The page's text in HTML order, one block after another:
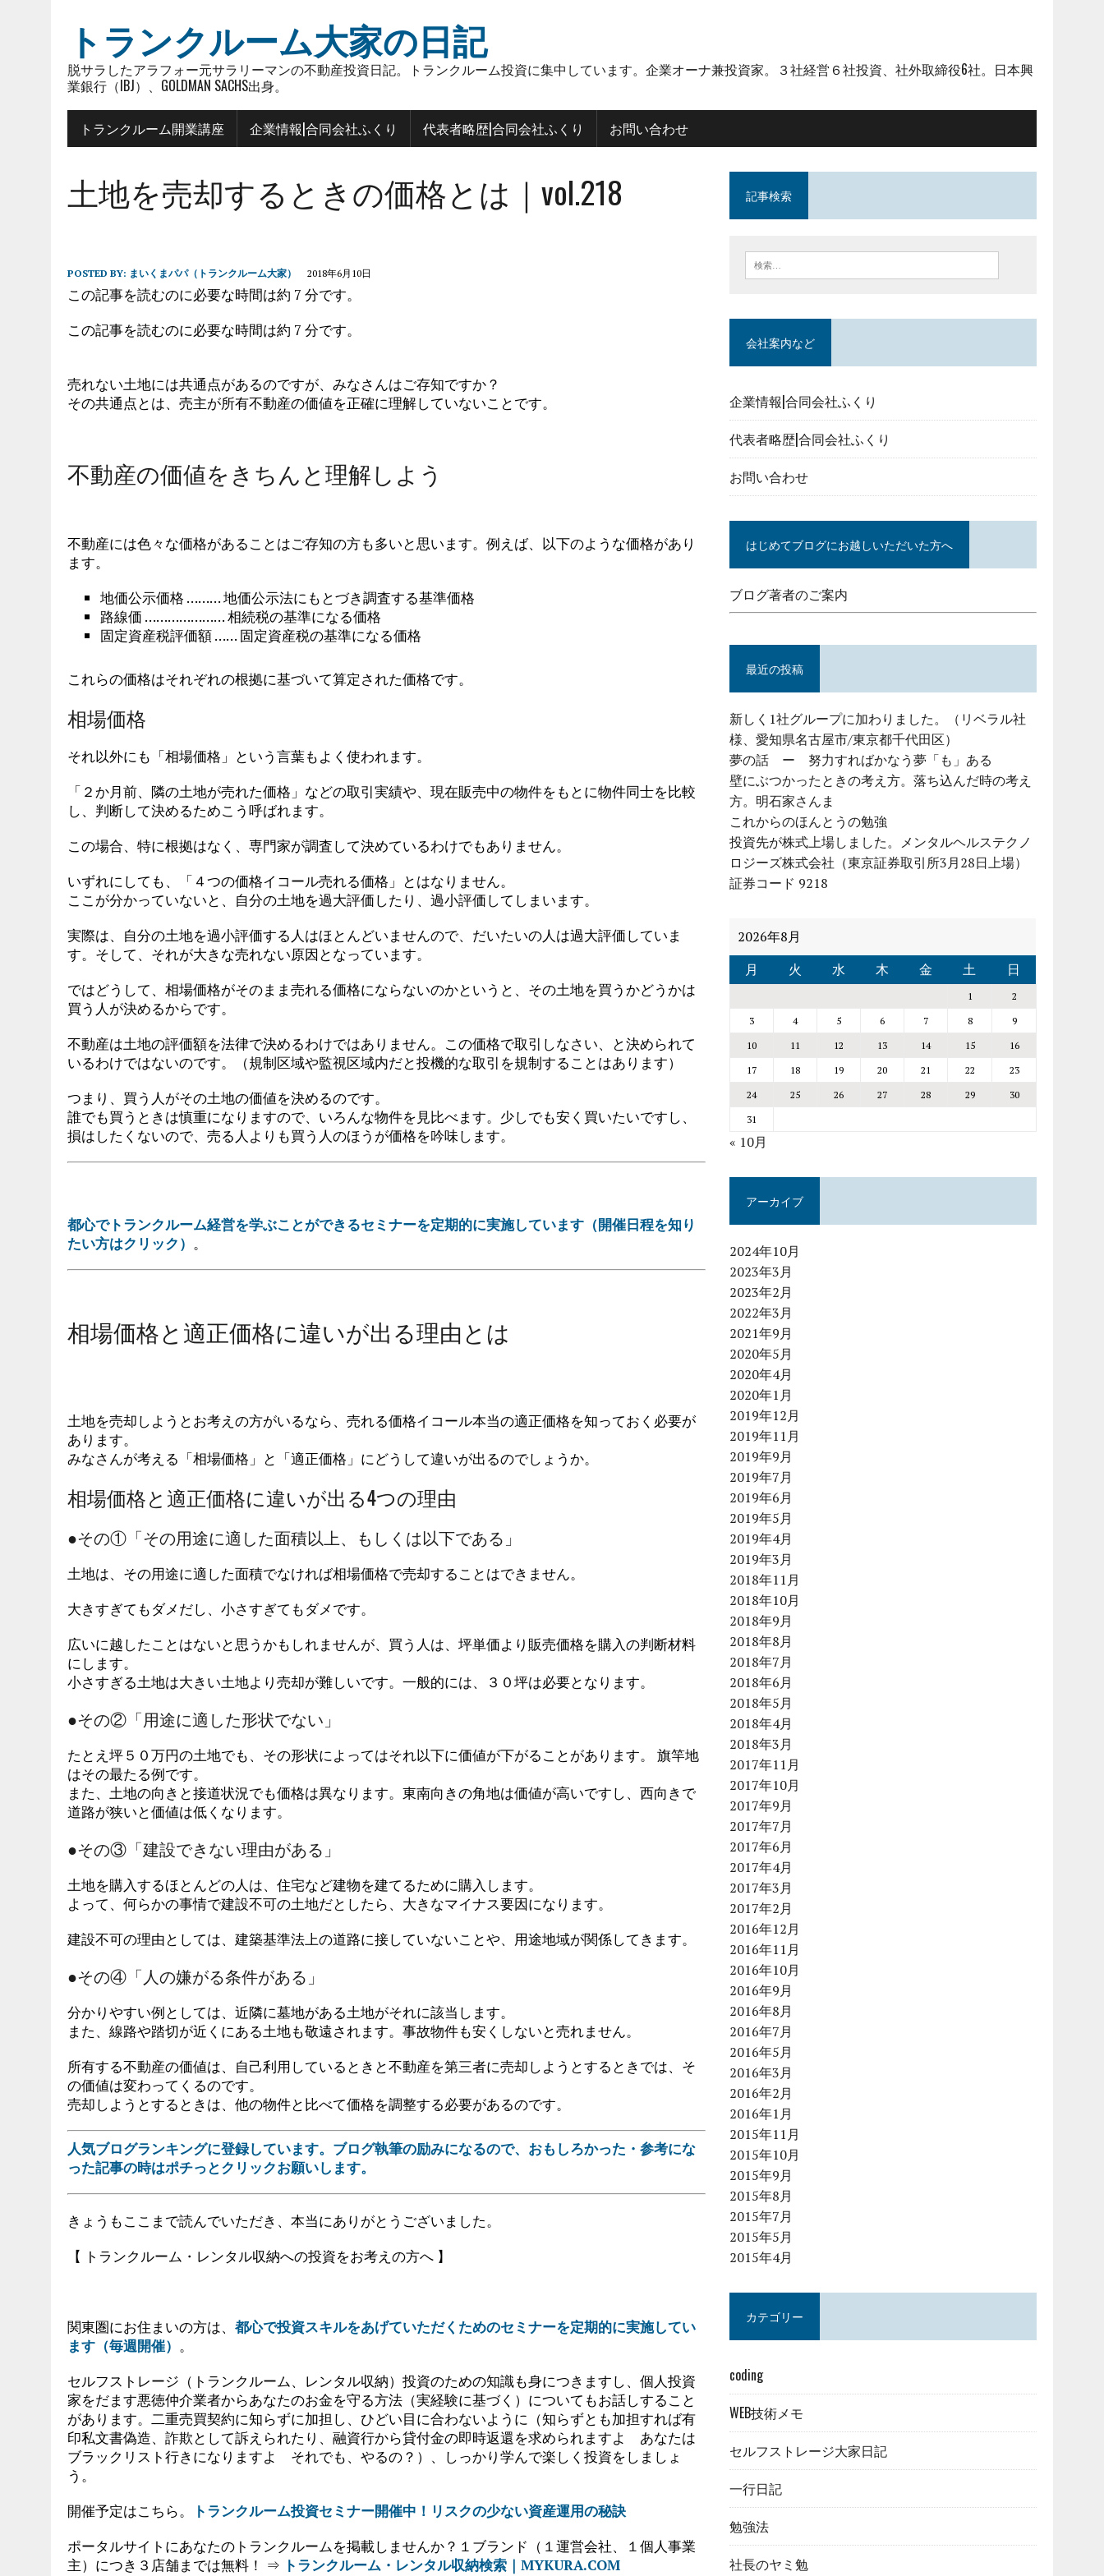
トランクルーム大家の日記
脱サラしたアラフォー元サラリーマンの不動産投資日記。トランクルーム投資に集中しています。企業オーナ兼投資家。３社経営６社投資、社外取締役6社。日本興
業銀行（IBJ）、GOLDMAN SACHS出身。
トランクルーム開業講座 企業情報|合同会社ふくり 代表者略歴|合同会社ふくり お問い合わせ
土地を売却するときの価格とは｜vol.218
POSTED BY: まいくまパパ（トランクルーム大家） 2018年6月10日
この記事を読むのに必要な時間は約 7 分です。
この記事を読むのに必要な時間は約 7 分です。
売れない土地には共通点があるのですが、みなさんはご存知ですか？
その共通点とは、売主が所有不動産の価値を正確に理解していないことです。
不動産の価値をきちんと理解しよう
不動産には色々な価格があることはご存知の方も多いと思います。例えば、以下のような価格があり
ます。
地価公示価格 ……… 地価公示法にもとづき調査する基準価格
路線価 ………………… 相続税の基準になる価格
固定資産税評価額 …… 固定資産税の基準になる価格
これらの価格はそれぞれの根拠に基づいて算定された価格です。
相場価格
それ以外にも「相場価格」という言葉もよく使われます。
「２か月前、隣の土地が売れた価格」などの取引実績や、現在販売中の物件をもとに物件同士を比較
し、判断して決めるためこう呼ばれます。
この場合、特に根拠はなく、専門家が調査して決めているわけでもありません。
いずれにしても、「４つの価格イコール売れる価格」とはなりません。
ここが分かっていないと、自分の土地を過大評価したり、過小評価してしまいます。
実際は、自分の土地を過小評価する人はほとんどいませんので、だいたいの人は過大評価していま
す。そして、それが大きな売れない原因となっています。
ではどうして、相場価格がそのまま売れる価格にならないのかというと、その土地を買うかどうかは
買う人が決めるからです。
不動産は土地の評価額を法律で決めるわけではありません。この価格で取引しなさい、と決められて
いるわけではないのです。（規制区域や監視区域内だと投機的な取引を規制することはあります）
つまり、買う人がその土地の価値を決めるのです。
誰でも買うときは慎重になりますので、いろんな物件を見比べます。少しでも安く買いたいですし、
損はしたくないので、売る人よりも買う人のほうが価格を吟味します。
都心でトランクルーム経営を学ぶことができるセミナーを定期的に実施しています（開催日程を知り
たい方はクリック） 。
相場価格と適正価格に違いが出る理由とは
土地を売却しようとお考えの方がいるなら、売れる価格イコール本当の適正価格を知っておく必要が
あります。
みなさんが考える「相場価格」と「適正価格」にどうして違いが出るのでしょうか。
相場価格と適正価格に違いが出る4つの理由
●その①「その用途に適した面積以上、もしくは以下である」
土地は、その用途に適した面積でなければ相場価格で売却することはできません。
大きすぎてもダメだし、小さすぎてもダメです。
広いに越したことはないと思うかもしれませんが、買う人は、坪単価より販売価格を購入の判断材料
にします。
小さすぎる土地は大きい土地より売却が難しいです。一般的には、３０坪は必要となります。
●その②「用途に適した形状でない」
たとえ坪５０万円の土地でも、その形状によってはそれ以下に価値が下がることがあります。 旗竿地
はその最たる例です。
また、土地の向きと接道状況でも価格は異なります。東南向きの角地は価値が高いですし、西向きで
道路が狭いと価値は低くなります。
●その③「建設できない理由がある」
土地を購入するほとんどの人は、住宅など建物を建てるために購入します。
よって、何らかの事情で建設不可の土地だとしたら、大きなマイナス要因になります。
建設不可の理由としては、建築基準法上の道路に接していないことや、用途地域が関係してきます。
●その④「人の嫌がる条件がある」
分かりやすい例としては、近隣に墓地がある土地がそれに該当します。
また、線路や踏切が近くにある土地も敬遠されます。事故物件も安くしないと売れません。
所有する不動産の価値は、自己利用しているときと不動産を第三者に売却しようとするときでは、そ
の価値は変わってくるのです。
売却しようとするときは、他の物件と比べて価格を調整する必要があるのです。
人気ブログランキングに登録しています。ブログ執筆の励みになるので、おもしろかった・参考にな
った記事の時はポチっとクリックお願いします。
きょうもここまで読んでいただき、本当にありがとうございました。
【 トランクルーム・レンタル収納への投資をお考えの方へ 】
関東圏にお住まいの方は、 都心で投資スキルをあげていただくためのセミナーを定期的に実施してい
ます（毎週開催） 。
セルフストレージ（トランクルーム、レンタル収納）投資のための知識も身につきますし、個人投資
家をだます悪徳仲介業者からあなたのお金を守る方法（実経験に基づく）についてもお話しすること
があります。二重売買契約に知らずに加担し、ひどい目に合わないように（知らずとも加担すれば有
印私文書偽造、詐欺として訴えられたり、融資行から貸付金の即時返還を求められますよ あなたは
ブラックリスト行きになりますよ それでも、やるの？）、しっかり学んで楽しく投資をしましょ
う。
開催予定はこちら。
トランクルーム投資セミナー開催中！リスクの少ない資産運用の秘訣
ポータルサイトにあなたのトランクルームを掲載しませんか？１ブランド（１運営会社、１個人事業
主）につき３店舗までは無料！ ⇒ トランクルーム・レンタル収納検索｜MYKURA.COM
記事検索
会社案内など
企業情報|合同会社ふくり
代表者略歴|合同会社ふくり
お問い合わせ
はじめてブログにお越しいただいた方へ
ブログ著者のご案内
最近の投稿
新しく1社グループに加わりました。（リベラル社
様、愛知県名古屋市/東京都千代田区）
夢の話 ー 努力すればかなう夢「も」ある
壁にぶつかったときの考え方。落ち込んだ時の考え
方。明石家さんま
これからのほんとうの勉強
投資先が株式上場しました。メンタルヘルステクノ
ロジーズ株式会社（東京証券取引所3月28日上場）
証券コード 9218
2026年8月
月
火 水 木 金 土 日
1
2
3
4 5 6 7 8
9
10
11 12 13 14 15
16
17
18 19 20 21 22
23
24
25 26 27 28 29
30
31
« 10月
アーカイブ
2024年10月
2023年3月
2023年2月
2022年3月
2021年9月
2020年5月
2020年4月
2020年1月
2019年12月
2019年11月
2019年9月
2019年7月
2019年6月
2019年5月
2019年4月
2019年3月
2018年11月
2018年10月
2018年9月
2018年8月
2018年7月
2018年6月
2018年5月
2018年4月
2018年3月
2017年11月
2017年10月
2017年9月
2017年7月
2017年6月
2017年4月
2017年3月
2017年2月
2016年12月
2016年11月
2016年10月
2016年9月
2016年8月
2016年7月
2016年5月
2016年3月
2016年2月
2016年1月
2015年11月
2015年10月
2015年9月
2015年8月
2015年7月
2015年5月
2015年4月
カテゴリー
coding
WEB技術メモ
セルフストレージ大家日記
一行日記
勉強法
社長のヤミ勉